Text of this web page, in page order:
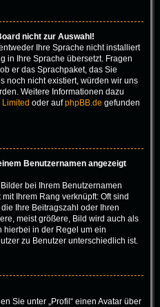
nicht zur Auswahl!
Ihre Sprache nicht installiert
in Ihre Sprache übersetzt. Fragen
er das Sprachpaket, das Sie
noch nicht existiert, würden wir uns
Weitere Informationen dazu
oder aufphpBB.de gefunden
Benutzernamen angezeigt
bei Ihrem Benutzernamen
Ihrem Rang verknüpft: Oft sind
Ihre Beitragszahl oder Ihren
meist größere, Bild wird auch als
hierbei in der Regel um ein
zu Benutzer unterschiedlich ist.
Sie unter „Profil“ einen Avatar über